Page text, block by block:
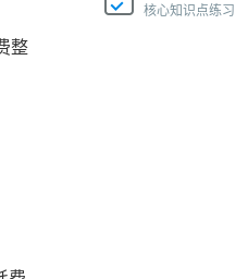
整
核心知识点练习